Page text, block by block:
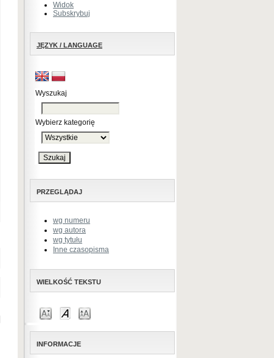
Widok
Subskrybuj
JĘZYK / LANGUAGE
Wyszukaj
Wybierz kategorię
PRZEGLĄDAJ
wg numeru
wg autora
wg tytułu
Inne czasopisma
WIELKOŚĆ TEKSTU
INFORMACJE